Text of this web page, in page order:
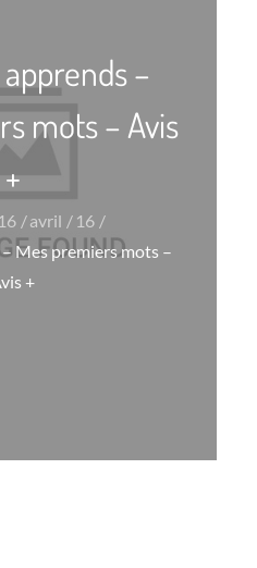
–
mots – Avis
+
avril
16
Mes premiers mots –
+